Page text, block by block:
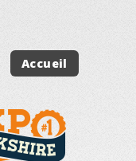
Accueil